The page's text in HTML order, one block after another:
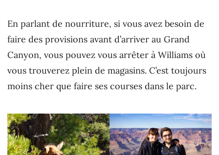
En parlant de nourriture, si vous avez besoin de
faire des provisions avant d’arriver au Grand
Canyon, vous pouvez vous arrêter à Williams où
vous trouverez plein de magasins. C’est toujours
moins cher que faire ses courses dans le parc.